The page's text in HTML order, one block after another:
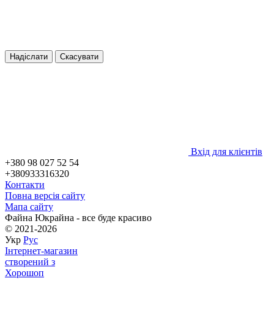
Надіслати Скасувати
Вхід для клієнтів
+380 98 027 52 54
+380933316320
Контакти
Повна версія сайту
Мапа сайту
Файна Юкрайна - все буде красиво
© 2021-2026
Укр Рус
Інтернет-магазин
створений з
Хорошоп